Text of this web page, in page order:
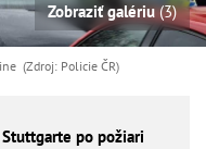
Zobraziť galériu(3)
(Zdroj: Policie ČR)
po požiari